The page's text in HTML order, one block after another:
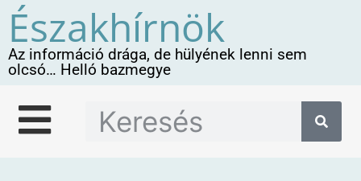
Északhírnök
Az információ drága, de hülyének lenni sem
olcsó… Helló bazmegye